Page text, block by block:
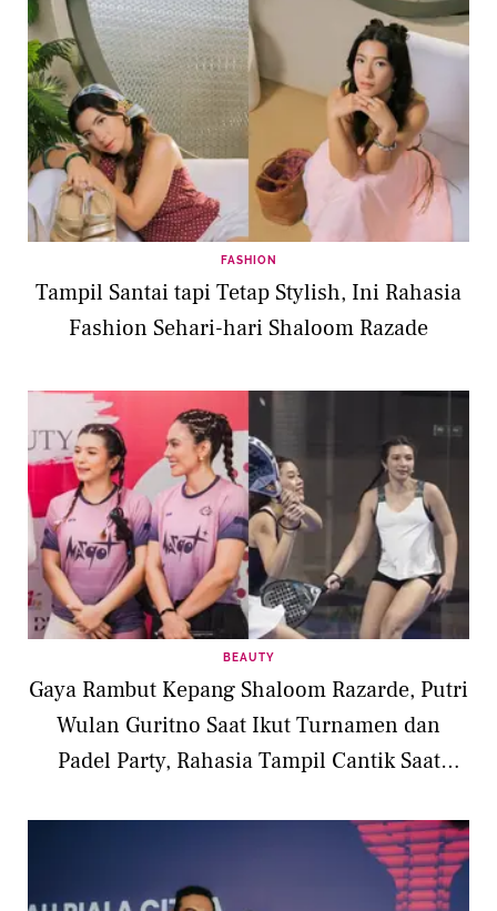
FASHION
Tampil Santai tapi Tetap Stylish, Ini Rahasia
Fashion Sehari-hari Shaloom Razade
BEAUTY
Gaya Rambut Kepang Shaloom Razarde, Putri
Wulan Guritno Saat Ikut Turnamen dan
Padel Party, Rahasia Tampil Cantik Saat